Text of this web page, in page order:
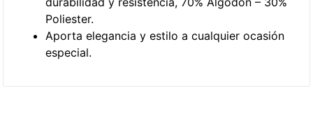
Poliester.
Aporta elegancia y estilo a cualquier ocasión
especial.